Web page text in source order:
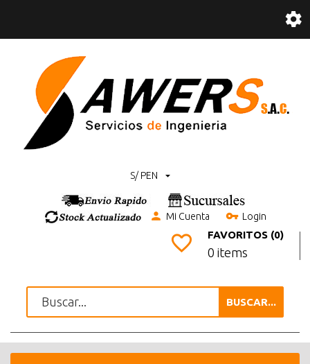
S/ PEN
Mi Cuenta Login
FAVORITOS (0)
0 items
BUSCAR...